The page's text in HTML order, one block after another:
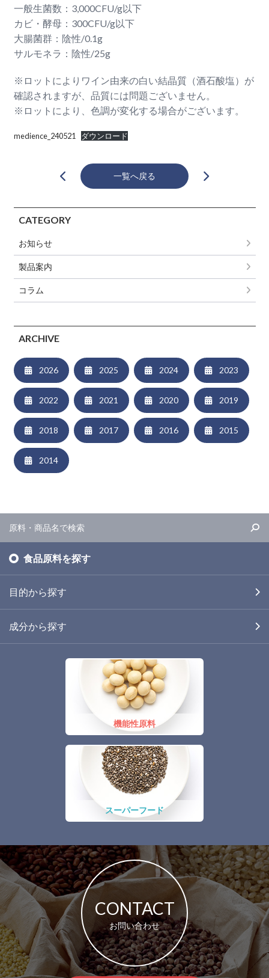
一般生菌数：3,000CFU/g以下
カビ・酵母：300CFU/g以下
大腸菌群：陰性/0.1g
サルモネラ：陰性/25g
※ロットによりワイン由来の白い結晶質（酒石酸塩）が
確認されますが、品質には問題ございません。
※ロットにより、色調が変化する場合がございます。
medience_240521 ダウンロード
一覧へ戻る
CATEGORY
お知らせ
製品案内
コラム
ARCHIVE
2026 2025 2024 2023
2022 2021 2020 2019
2018 2017 2016 2015
2014
食品原料を探す
目的から探す
成分から探す
機能性原料
スーパーフード
CONTACT
お問い合わせ